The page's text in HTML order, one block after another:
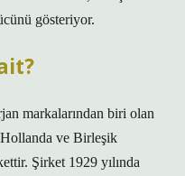
gösteriyor.
markalarından biri olan
ve Birleşik
Şirket 1929 yılında